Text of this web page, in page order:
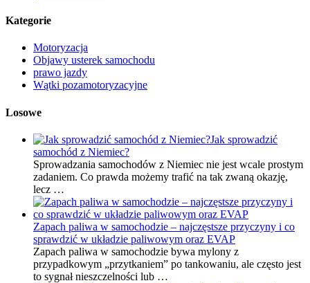
Kategorie
Motoryzacja
Objawy usterek samochodu
prawo jazdy
Wątki pozamotoryzacyjne
Losowe
Jak sprowadzić
samochód z Niemiec?
Sprowadzania samochodów z Niemiec nie jest wcale prostym
zadaniem. Co prawda możemy trafić na tak zwaną okazję,
lecz …
Zapach paliwa w samochodzie – najczęstsze przyczyny i co
sprawdzić w układzie paliwowym oraz EVAP
Zapach paliwa w samochodzie bywa mylony z
przypadkowym „przytkaniem” po tankowaniu, ale często jest
to sygnał nieszczelności lub …